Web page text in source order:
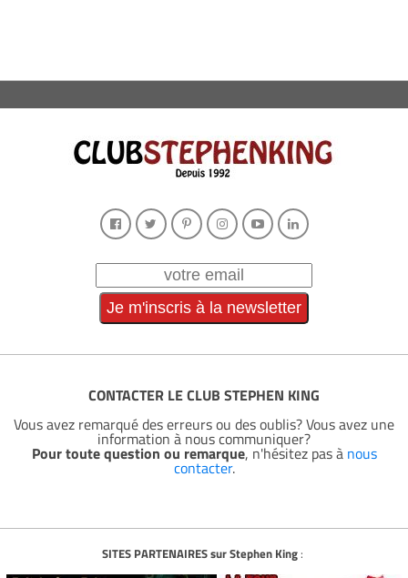
CONTACTER LE CLUB STEPHEN KING
Vous avez remarqué des erreurs ou des oublis? Vous avez une
information à nous communiquer?
Pour toute question ou remarque, n'hésitez pas à nous
contacter.
SITES PARTENAIRES sur Stephen King: